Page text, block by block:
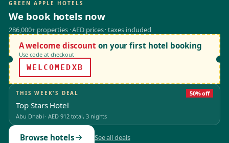
GREEN APPLE HOTELS
We book hotels now
286,000+ properties · AED prices · taxes included
A welcome discount on your first hotel booking
Use code at checkout
WELCOMEDXB
THIS WEEK'S DEAL 50% off
Top Stars Hotel
Abu Dhabi ·AED 912total, 3 nights
Browse hotels See all deals